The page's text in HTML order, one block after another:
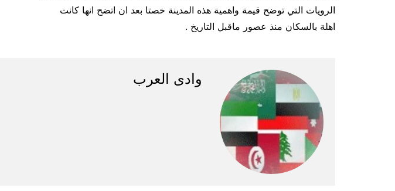
الرويات التي توضح قيمة واهمية هذه المدينة خصتا بعد ان اتضح انها كانت
اهلة بالسكان منذ عصور ماقبل التاريخ .
وادى العرب